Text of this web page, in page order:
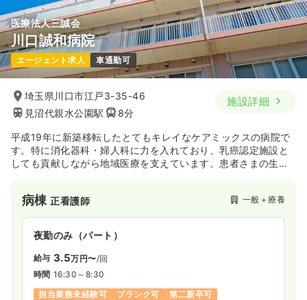
医療法人三誠会
川口誠和病院
エージェント求人 車通勤可
埼玉県川口市江戸3-35-46
見沼代親水公園駅
8分
施設詳細
平成19年に新築移転したとてもキレイなケアミックスの病院で
す。特に消化器科・婦人科に力を入れており、乳癌認定施設と
しても貢献しながら地域医療を支えています。患者さまの生活
病棟正看護師 一般＋療養
夜勤のみ（パート）
給与 3.5万円〜/回
時間 16:30～8:30
担当業務未経験可
ブランク可 第二新卒可